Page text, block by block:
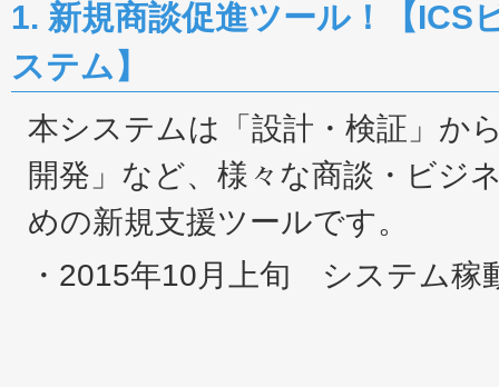
1. 新規商談促進ツール！【ICS
ステム】
本システムは「設計・検証」か
開発」など、様々な商談・ビジ
めの新規支援ツールです。
・2015年10月上旬 システム稼